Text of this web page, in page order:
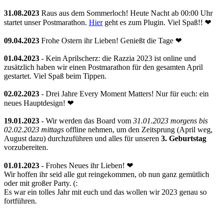
31.08.2023 Raus aus dem Sommerloch! Heute Nacht ab 00:00 Uhr
startet unser Postmarathon. Hiergeht es zum Plugin. Viel Spaß!! ❤
09.04.2023 Frohe Ostern ihr Lieben! Genießt die Tage ❤
01.04.2023 - Kein Aprilscherz: die Razzia 2023 ist online und
zusätzlich haben wir einen Postmarathon für den gesamten April
gestartet. Viel Spaß beim Tippen.
02.02.2023 - Drei Jahre Every Moment Matters! Nur für euch: ein
neues Hauptdesign! ❤
19.01.2023 - Wir werden das Board vom 31.01.2023 morgens bis
02.02.2023 mittags offline nehmen, um den Zeitsprung (April weg,
August dazu) durchzuführen und alles für unseren 3. Geburtstag
vorzubereiten.
01.01.2023 - Frohes Neues ihr Lieben! ❤
Wir hoffen ihr seid alle gut reingekommen, ob nun ganz gemütlich
oder mit großer Party. (:
Es war ein tolles Jahr mit euch und das wollen wir 2023 genau so
fortführen.